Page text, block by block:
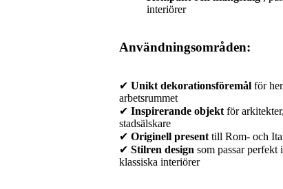
interiörer
Användningsområden:
✔ Unikt dekorationsföremål för
arbetsrummet
✔ Inspirerande objekt för
stadsälskare
✔ Originell present till Rom- och
✔ Stilren design som passar perfekt
klassiska interiörer